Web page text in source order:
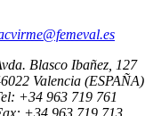
Blasco Ibañez, 127
Valencia (ESPAÑA)
+34 963 719 761
+34 963 719 713